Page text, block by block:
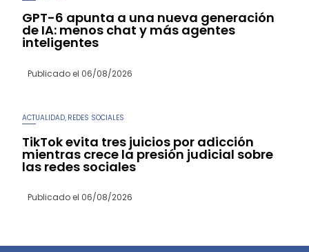
GPT-6 apunta a una nueva generación
de IA: menos chat y más agentes
inteligentes
Publicado el 06/08/2026
ACTUALIDAD, REDES SOCIALES
TikTok evita tres juicios por adicción
mientras crece la presión judicial sobre
las redes sociales
Publicado el 06/08/2026